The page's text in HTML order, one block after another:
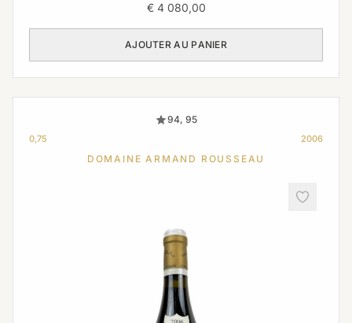
€4 080,00
AJOUTER AU PANIER
94, 95
0,75 2006
DOMAINE ARMAND ROUSSEAU